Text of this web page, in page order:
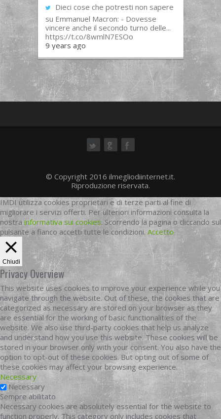
Dieci cose che potresti non sapere
su Emmanuel Macron: - Dovesse
vincere anche il secondo turno delle...
https://t.co/8wmlN7ESOo
9 years ago
© Copyright 2016 ilmegliodiinternet.it.
Riproduzione riservata.
IMDI utilizza cookies proprietari e di terze parti al fine di
migliorare i servizi offerti. Per ulteriori informazioni consulta la
nostrainformativa sui cookies. Scorrendo la pagina o cliccando sul
pulsante a fianco accetti tutte le condizioni. Accetto
Chiudi
Privacy Overview
This website uses cookies to improve your experience while you
navigate through the website. Out of these, the cookies that are
categorized as necessary are stored on your browser as they
are essential for the working of basic functionalities of the
website. We also use third-party cookies that help us analyze
and understand how you use this website. These cookies will be
stored in your browser only with your consent. You also have the
option to opt-out of these cookies. But opting out of some of
these cookies may affect your browsing experience.
Necessary
Necessary
Sempre abilitato
Necessary cookies are absolutely essential for the website to
function properly. This category only includes cookies that